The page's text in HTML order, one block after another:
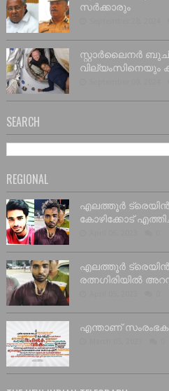
സർക്കാരും
സ്റ്റാർലൈനർ
വില്യംസിനെയും
SEARCH
REGIONAL
എലത്തൂർ ട്രെയിൻ
കോഴിക്കോട്
എലത്തൂർ ട്രെയിൻ
രത്നഗിരിയിൽ
എന്താണ് സംരംഭക